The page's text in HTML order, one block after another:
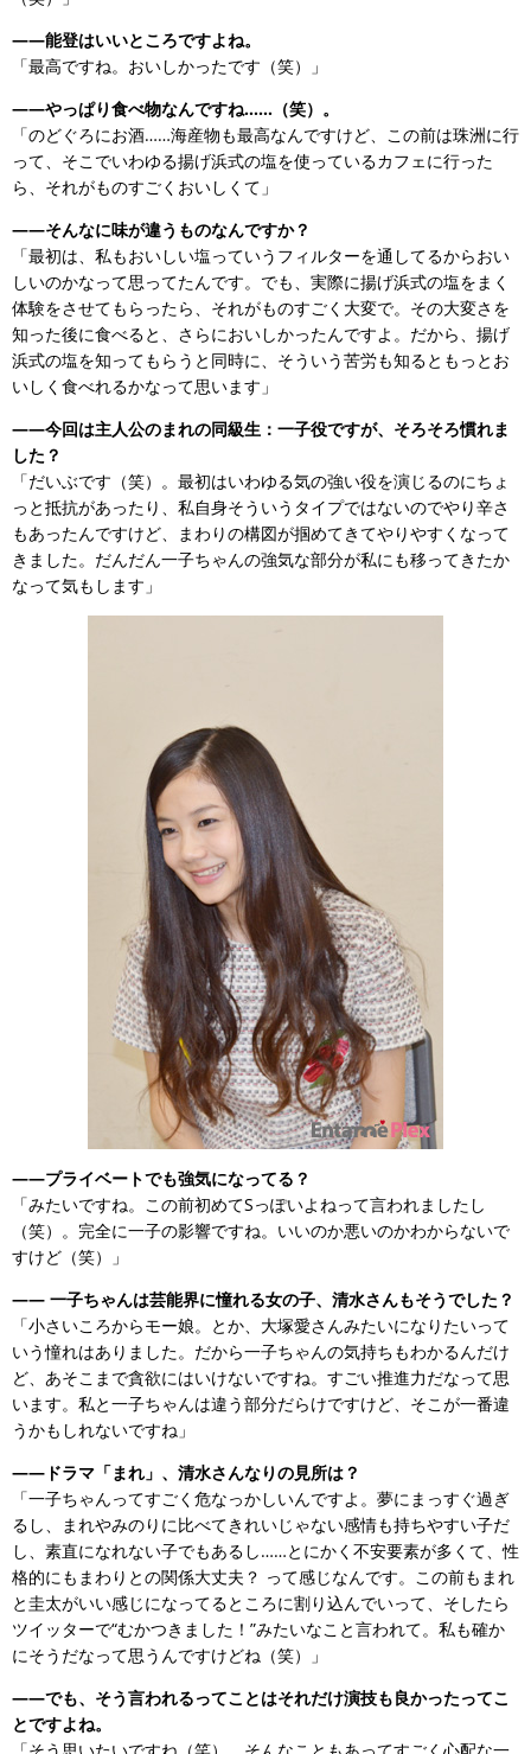
――能登はいいところですよね。
「最高ですね。おいしかったです（笑）」
――やっぱり食べ物なんですね……（笑）。
「のどぐろにお酒……海産物も最高なんですけど、この前は珠洲に行
って、そこでいわゆる揚げ浜式の塩を使っているカフェに行った
ら、それがものすごくおいしくて」
――そんなに味が違うものなんですか？
「最初は、私もおいしい塩っていうフィルターを通してるからおい
しいのかなって思ってたんです。でも、実際に揚げ浜式の塩をまく
体験をさせてもらったら、それがものすごく大変で。その大変さを
知った後に食べると、さらにおいしかったんですよ。だから、揚げ
浜式の塩を知ってもらうと同時に、そういう苦労も知るともっとお
いしく食べれるかなって思います」
――今回は主人公のまれの同級生：一子役ですが、そろそろ慣れま
した？
「だいぶです（笑）。最初はいわゆる気の強い役を演じるのにちょ
っと抵抗があったり、私自身そういうタイプではないのでやり辛さ
もあったんですけど、まわりの構図が掴めてきてやりやすくなって
きました。だんだん一子ちゃんの強気な部分が私にも移ってきたか
なって気もします」
――プライベートでも強気になってる？
「みたいですね。この前初めてSっぽいよねって言われましたし
（笑）。完全に一子の影響ですね。いいのか悪いのかわからないで
すけど（笑）」
―― 一子ちゃんは芸能界に憧れる女の子、清水さんもそうでした？
「小さいころからモー娘。とか、大塚愛さんみたいになりたいって
いう憧れはありました。だから一子ちゃんの気持ちもわかるんだけ
ど、あそこまで貪欲にはいけないですね。すごい推進力だなって思
います。私と一子ちゃんは違う部分だらけですけど、そこが一番違
うかもしれないですね」
――ドラマ「まれ」、清水さんなりの見所は？
「一子ちゃんってすごく危なっかしいんですよ。夢にまっすぐ過ぎ
るし、まれやみのりに比べてきれいじゃない感情も持ちやすい子だ
し、素直になれない子でもあるし……とにかく不安要素が多くて、性
格的にもまわりとの関係大丈夫？ って感じなんです。この前もまれ
と圭太がいい感じになってるところに割り込んでいって、そしたら
ツイッターで“むかつきました！”みたいなこと言われて。私も確か
にそうだなって思うんですけどね（笑）」
――でも、そう言われるってことはそれだけ演技も良かったってこ
とですよね。